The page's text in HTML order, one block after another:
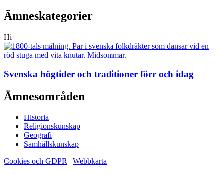
Ämneskategorier
Hi
Svenska högtider och traditioner förr och idag
Ämnesområden
Historia
Religionskunskap
Geografi
Samhällskunskap
Cookies och GDPR | Webbkarta